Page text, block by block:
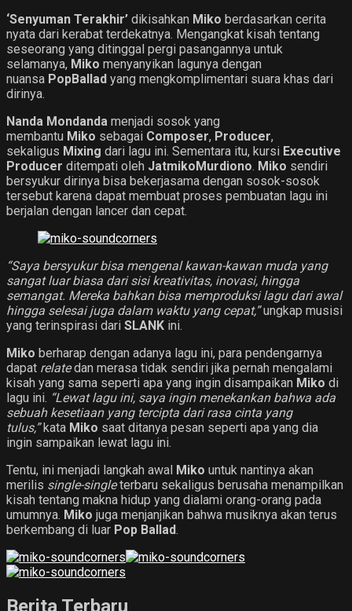
‘Senyuman Terakhir’ dikisahkan Miko berdasarkan cerita
nyata dari kerabat terdekatnya. Mengangkat kisah tentang
seseorang yang ditinggal pergi pasangannya untuk
selamanya, Miko menyanyikan lagunya dengan
nuansa PopBallad yang mengkomplimentari suara khas dari
dirinya.
Nanda Mondanda menjadi sosok yang
membantu Miko sebagai Composer, Producer,
sekaligus Mixing dari lagu ini. Sementara itu, kursi Executive
Producer ditempati oleh JatmikoMurdiono. Miko sendiri
bersyukur dirinya bisa bekerjasama dengan sosok-sosok
tersebut karena dapat membuat proses pembuatan lagu ini
berjalan dengan lancer dan cepat.
“Saya bersyukur bisa mengenal kawan-kawan muda yang
sangat luar biasa dari sisi kreativitas, inovasi, hingga
semangat. Mereka bahkan bisa memproduksi lagu dari awal
hingga selesai juga dalam waktu yang cepat,”ungkap musisi
yang terinspirasi dari SLANK ini.
Miko berharap dengan adanya lagu ini, para pendengarnya
dapat relatedan merasa tidak sendiri jika pernah mengalami
kisah yang sama seperti apa yang ingin disampaikan Miko di
lagu ini. “Lewat lagu ini, saya ingin menekankan bahwa ada
sebuah kesetiaan yang tercipta dari rasa cinta yang
tulus,”kata Miko saat ditanya pesan seperti apa yang dia
ingin sampaikan lewat lagu ini.
Tentu, ini menjadi langkah awal Miko untuk nantinya akan
merilis single-singleterbaru sekaligus berusaha menampilkan
kisah tentang makna hidup yang dialami orang-orang pada
umumnya. Miko juga menjanjikan bahwa musiknya akan terus
berkembang di luar Pop Ballad.
Berita Terbaru